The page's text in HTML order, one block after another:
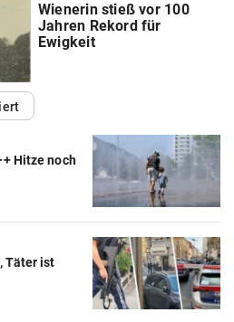
Wienerin stieß vor 100
Jahren Rekord für
Ewigkeit
Hitze noch
Täter ist